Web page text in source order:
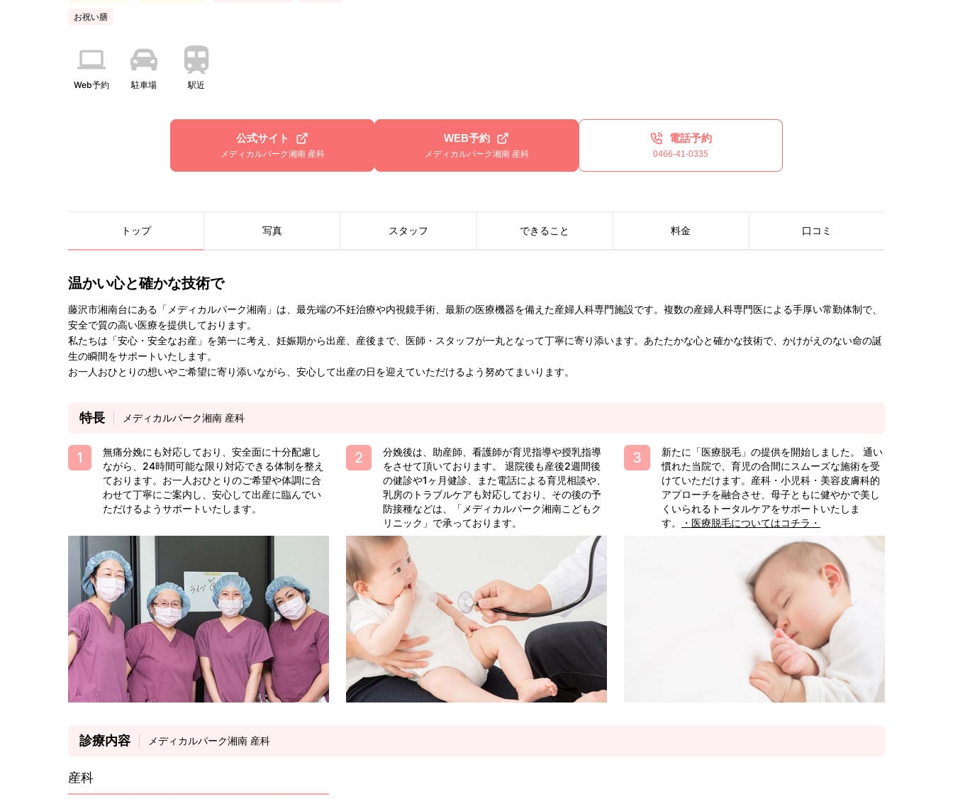
お祝い膳
Web予約 駐車場 駅近
公式サイト
メディカルパーク湘南 産科
WEB予約
メディカルパーク湘南 産科
電話予約
0466-41-0335
トップ 写真 スタッフ できること 料金 口コミ
温かい心と確かな技術で
藤沢市湘南台にある「メディカルパーク湘南」は、最先端の不妊治療や内視鏡手術、最新の医療機器を備えた産婦人科専門施設です。複数の産婦人科専門医による手厚い常勤体制で、
安全で質の高い医療を提供しております。
私たちは「安心・安全なお産」を第一に考え、妊娠期から出産、産後まで、医師・スタッフが一丸となって丁寧に寄り添います。あたたかな心と確かな技術で、かけがえのない命の誕
生の瞬間をサポートいたします。
お一人おひとりの想いやご希望に寄り添いながら、安心して出産の日を迎えていただけるよう努めてまいります。
特長 メディカルパーク湘南 産科
無痛分娩にも対応しており、安全面に十分配慮し
ながら、24時間可能な限り対応できる体制を整え
ております。お一人おひとりのご希望や体調に合
わせて丁寧にご案内し、安心して出産に臨んでい
ただけるようサポートいたします。
分娩後は、助産師、看護師が育児指導や授乳指導
をさせて頂いております。 退院後も産後2週間後
の健診や1ヶ月健診、また電話による育児相談や、
乳房のトラブルケアも対応しており、その後の予
防接種などは、「メディカルパーク湘南こどもク
リニック」で承っております。
新たに「医療脱毛」の提供を開始しました。 通い
慣れた当院で、育児の合間にスムーズな施術を受
けていただけます。産科・小児科・美容皮膚科的
アプローチを融合させ、母子ともに健やかで美し
くいられるトータルケアをサポートいたしま
す。
・医療脱毛についてはコチラ・
診療内容 メディカルパーク湘南 産科
産科